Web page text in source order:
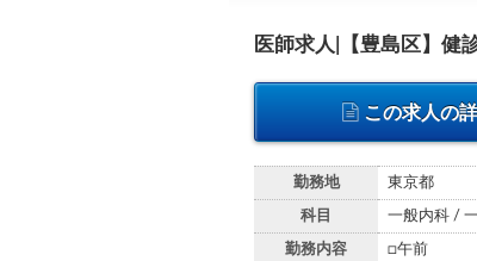
医師求人|【豊島区】健
この求人の
勤務地 東京都
科目 一般内科 /
勤務内容
□午前